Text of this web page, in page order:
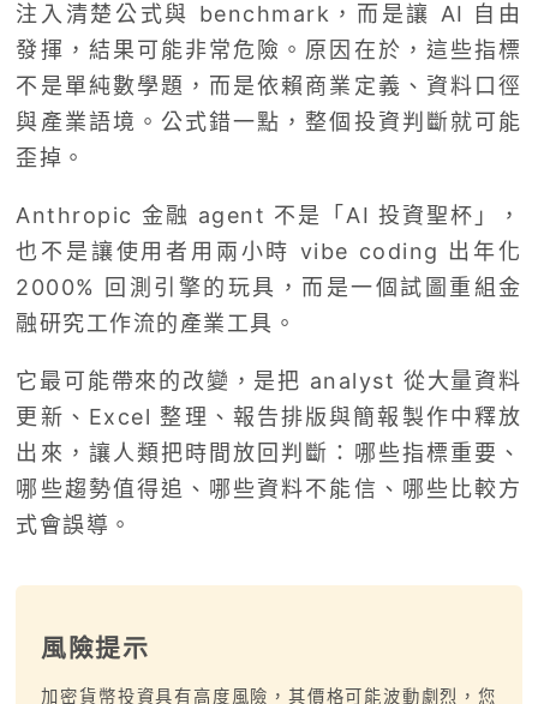
注入清楚公式與 benchmark，而是讓 AI 自由
發揮，結果可能非常危險。原因在於，這些指標
不是單純數學題，而是依賴商業定義、資料口徑
與產業語境。公式錯一點，整個投資判斷就可能
歪掉。
Anthropic 金融 agent 不是「AI 投資聖杯」，
也不是讓使用者用兩小時 vibe coding 出年化
2000% 回測引擎的玩具，而是一個試圖重組金
融研究工作流的產業工具。
它最可能帶來的改變，是把 analyst 從大量資料
更新、Excel 整理、報告排版與簡報製作中釋放
出來，讓人類把時間放回判斷：哪些指標重要、
哪些趨勢值得追、哪些資料不能信、哪些比較方
式會誤導。
風險提示
加密貨幣投資具有高度風險，其價格可能波動劇烈，您